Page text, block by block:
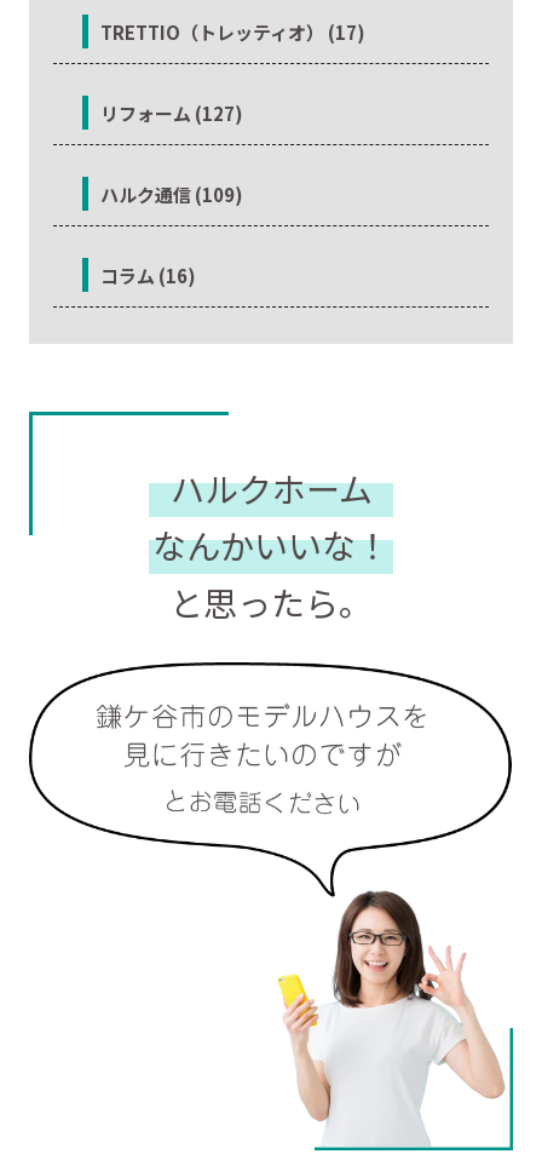
TRETTIO（トレッティオ） (17)
リフォーム (127)
ハルク通信 (109)
コラム (16)
ハルクホーム
なんかいいな！
と思ったら。